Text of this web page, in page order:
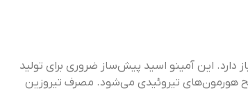
دارد. این آمینو اسید پیش‌ساز ضروری برای تولید
تیروئیدی می‌شود. مصرف تیروزین